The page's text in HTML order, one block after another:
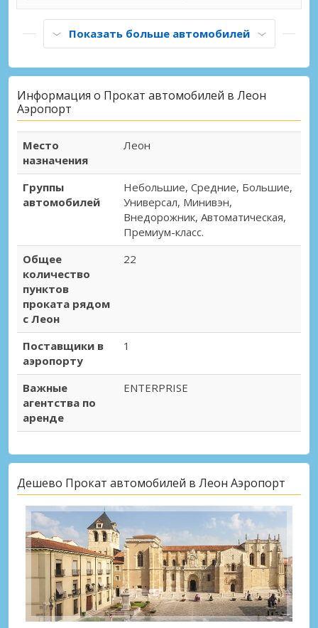
Показать больше автомобилей
Информация о Прокат автомобилей в Леон
Аэропорт
Место
назначения
Леон
Группы
автомобилей
Небольшие, Средние, Большие,
Универсал, Минивэн,
Внедорожник, Автоматическая,
Премиум-класс.
Общее
количество
пунктов
проката рядом
с Леон
22
Поставщики в
аэропорту
1
Важные
агентства по
аренде
ENTERPRISE
Дешево Прокат автомобилей в Леон Аэропорт